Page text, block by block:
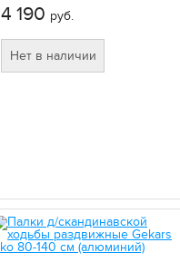
4 190 руб.
Нет в наличии